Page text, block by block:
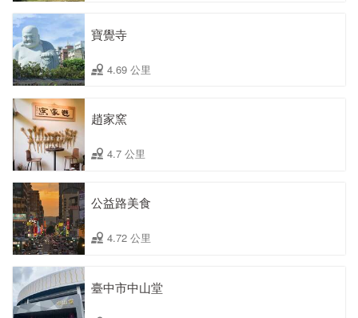
寶覺寺
4.69 公里
趙家窯
4.7 公里
公益路美食
4.72 公里
臺中市中山堂